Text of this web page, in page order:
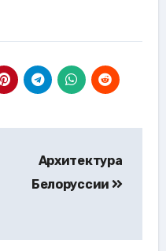
Архитектура
Белоруссии